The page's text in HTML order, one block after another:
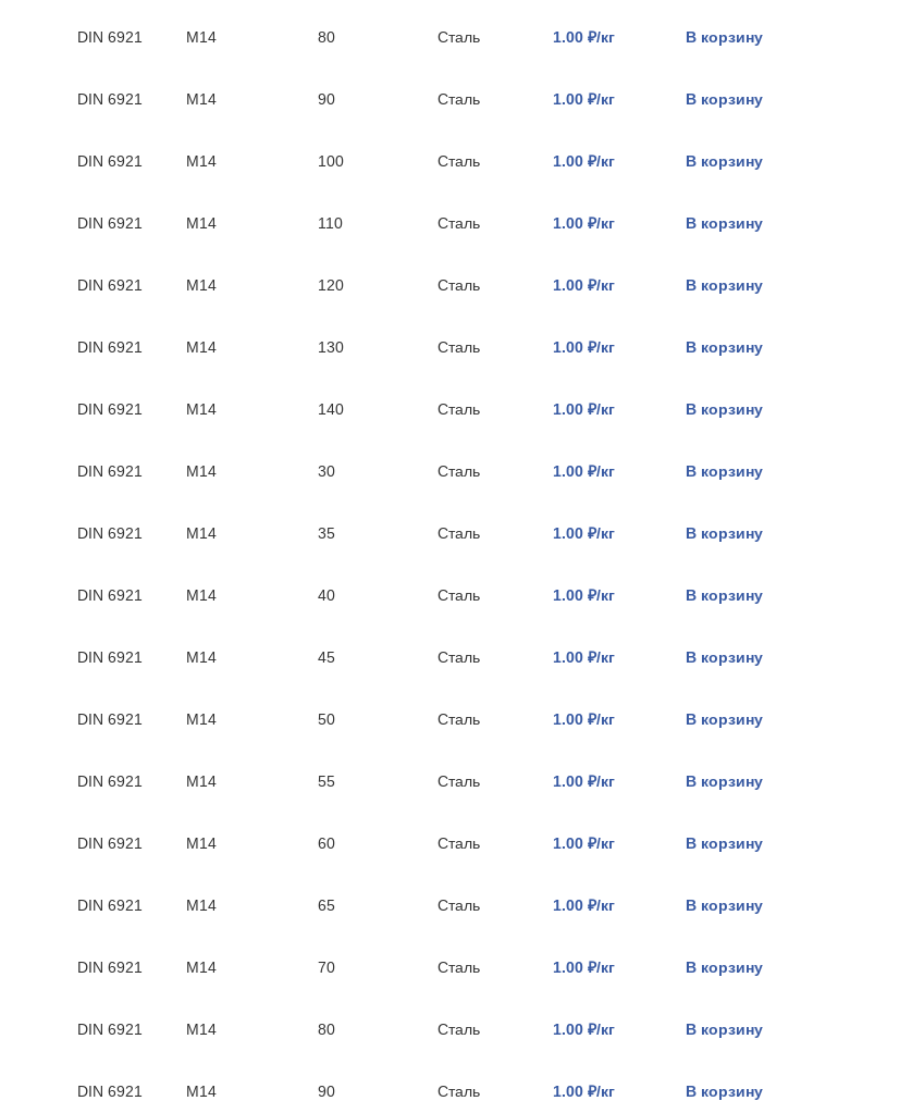
DIN 6921 М14 80 Сталь 1.00 ₽/кг В корзину
DIN 6921 М14 90 Сталь 1.00 ₽/кг В корзину
DIN 6921 М14 100 Сталь 1.00 ₽/кг В корзину
DIN 6921 М14 110 Сталь 1.00 ₽/кг В корзину
DIN 6921 М14 120 Сталь 1.00 ₽/кг В корзину
DIN 6921 М14 130 Сталь 1.00 ₽/кг В корзину
DIN 6921 М14 140 Сталь 1.00 ₽/кг В корзину
DIN 6921 М14 30 Сталь 1.00 ₽/кг В корзину
DIN 6921 М14 35 Сталь 1.00 ₽/кг В корзину
DIN 6921 М14 40 Сталь 1.00 ₽/кг В корзину
DIN 6921 М14 45 Сталь 1.00 ₽/кг В корзину
DIN 6921 М14 50 Сталь 1.00 ₽/кг В корзину
DIN 6921 М14 55 Сталь 1.00 ₽/кг В корзину
DIN 6921 М14 60 Сталь 1.00 ₽/кг В корзину
DIN 6921 М14 65 Сталь 1.00 ₽/кг В корзину
DIN 6921 М14 70 Сталь 1.00 ₽/кг В корзину
DIN 6921 М14 80 Сталь 1.00 ₽/кг В корзину
DIN 6921 М14 90 Сталь 1.00 ₽/кг В корзину